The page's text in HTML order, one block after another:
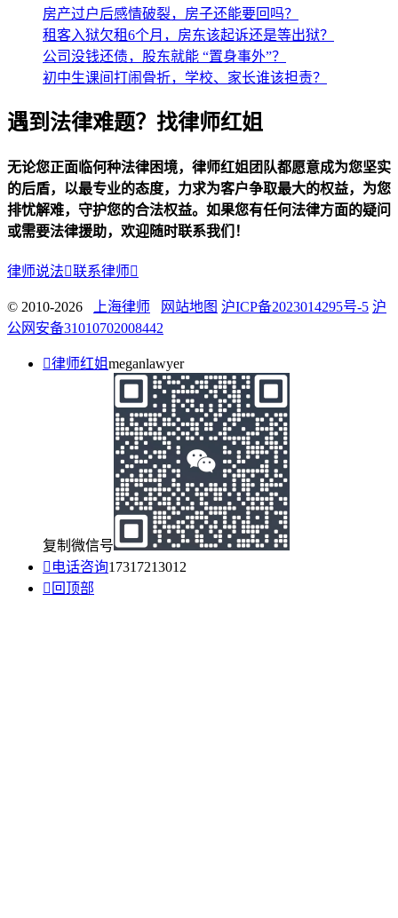
房产过户后感情破裂，房子还能要回吗？
租客入狱欠租6个月，房东该起诉还是等出狱？
公司没钱还债，股东就能 “置身事外”？
初中生课间打闹骨折，学校、家长谁该担责？
遇到法律难题？找律师红姐
无论您正面临何种法律困境，律师红姐团队都愿意成为您坚实
的后盾，以最专业的态度，力求为客户争取最大的权益，为您
排忧解难，守护您的合法权益。如果您有任何法律方面的疑问
或需要法律援助，欢迎随时联系我们！
律师说法联系律师
© 2010-2026 上海律师 网站地图 沪ICP备2023014295号-5 沪
公网安备31010702008442
律师红姐meganlawyer
复制微信号
 电话咨询17317213012
 回顶部